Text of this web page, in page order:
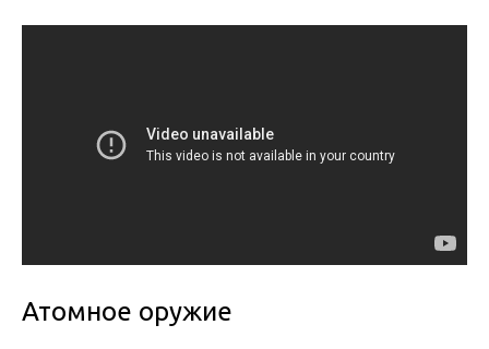
Атомное оружие